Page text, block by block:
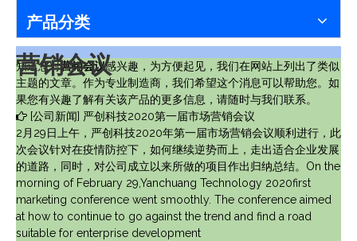
产品分类
营销会议
知道您对营销会议感兴趣，为方便起见，我们在网站上列出了类似
主题的文章。作为专业制造商，我们希望这个消息可以帮助您。如
果您有兴趣了解有关该产品的更多信息，请随时与我们联系。
[公司新闻] 严创科技2020第一届市场营销会议
2月29日上午，严创科技2020年第一届市场营销会议顺利进行，此
次会议针对在疫情防控下，如何继续逆势而上，走出适合企业发展
的道路，同时，对公司成立以来所做的项目作出归纳总结。On the
morning of February 29,Yanchuang Technology 2020first
marketing conference went smoothly. The conference aimed
at how to continue to go against the trend and find a road
suitable for enterprise development